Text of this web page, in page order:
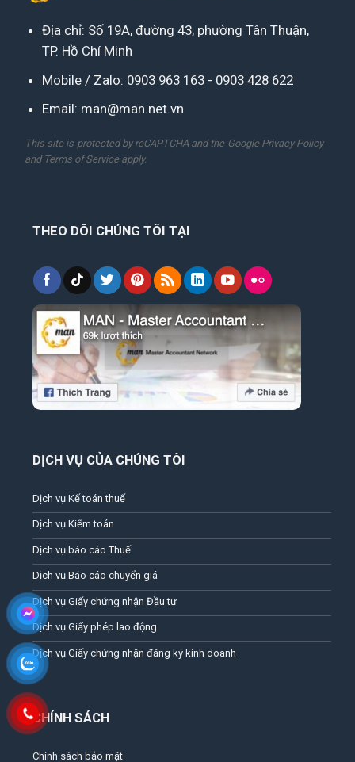
Địa chỉ: Số 19A, đường 43, phường Tân Thuận,
TP. Hồ Chí Minh
Mobile / Zalo: 0903 963 163- 0903 428 622
Email: man@man.net.vn
This site is protected by reCAPTCHA and the Google Privacy Policy
and Terms of Serviceapply.
THEO DÕI CHÚNG TÔI TẠI
DỊCH VỤ CỦA CHÚNG TÔI
Dịch vụ Kế toán thuế
Dịch vụ Kiểm toán
Dịch vụ báo cáo Thuế
Dịch vụ Báo cáo chuyển giá
Dịch vụ Giấy chứng nhận Đầu tư
Dịch vụ Giấy phép lao động
Dịch vụ Giấy chứng nhận đăng ký kinh doanh
CHÍNH SÁCH
Chính sách bảo mật